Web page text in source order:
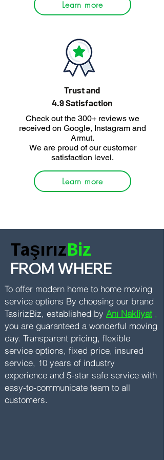
Learn more
Trust and
4.9 Satisfaction
Check out the 300+ reviews we
received on Google, Instagram and
Armut.
We are proud of our customer
satisfaction level.
Learn more
TaşırızBiz
FROM WHERE
To offer modern home to home moving
service options By choosing our brand
TasirizBiz, established by Anı Nakliyat ,
you are guaranteed a wonderful moving
day. Transparent pricing, flexible
service options, fixed price, insured
service, 10 years of industry
experience and 5-star safe service with
easy-to-communicate team to all
customers.